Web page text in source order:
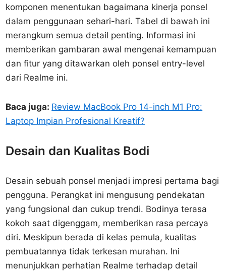
komponen menentukan bagaimana kinerja ponsel
dalam penggunaan sehari-hari. Tabel di bawah ini
merangkum semua detail penting. Informasi ini
memberikan gambaran awal mengenai kemampuan
dan fitur yang ditawarkan oleh ponsel entry-level
dari Realme ini.
Baca juga: Review MacBook Pro 14-inch M1 Pro:
Laptop Impian Profesional Kreatif?
Desain dan Kualitas Bodi
Desain sebuah ponsel menjadi impresi pertama bagi
pengguna. Perangkat ini mengusung pendekatan
yang fungsional dan cukup trendi. Bodinya terasa
kokoh saat digenggam, memberikan rasa percaya
diri. Meskipun berada di kelas pemula, kualitas
pembuatannya tidak terkesan murahan. Ini
menunjukkan perhatian Realme terhadap detail